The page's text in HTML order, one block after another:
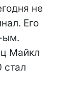
не
Его
ым.
Майкл
стал